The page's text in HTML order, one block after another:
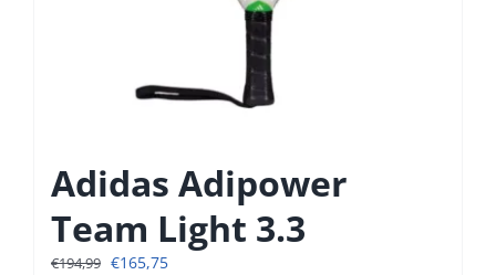
Adidas Adipower
Team Light 3.3
€194,99 Oorspronkelijke
€165,75Huidige